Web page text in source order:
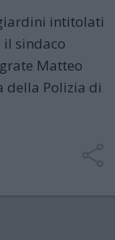
intitolati
il sindaco
Matteo
della Polizia di